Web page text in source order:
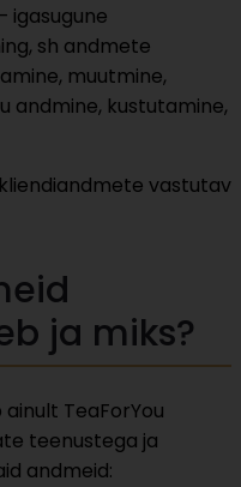
igasugune
sh andmete
muutmine,
andmine, kustutamine,
vastutav
ja miks?
ainult TeaForYou
teenustega ja
andmeid: